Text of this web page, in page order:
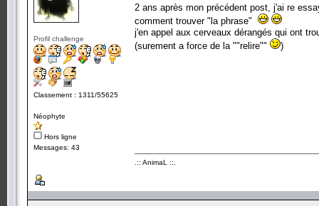
Profil challenge
Classement : 1311/55625
Néophyte
Hors ligne
Messages: 43
2 ans après mon précédent post, j'ai re
comment trouver "la phrase"
j'en appel aux cerveaux dérangés qui ont
(surement a force de la ""relire""
)
.:: AnimaL ::.